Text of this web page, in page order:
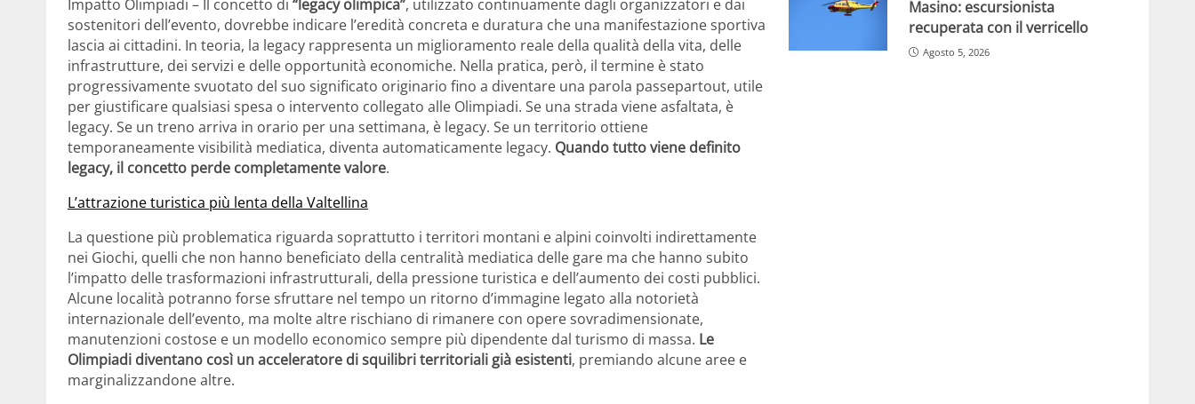
Impatto Olimpiadi – Il concetto di “legacy olimpica”, utilizzato continuamente dagli organizzatori e dai
sostenitori dell’evento, dovrebbe indicare l’eredità concreta e duratura che una manifestazione sportiva
lascia ai cittadini. In teoria, la legacy rappresenta un miglioramento reale della qualità della vita, delle
infrastrutture, dei servizi e delle opportunità economiche. Nella pratica, però, il termine è stato
progressivamente svuotato del suo significato originario fino a diventare una parola passepartout, utile
per giustificare qualsiasi spesa o intervento collegato alle Olimpiadi. Se una strada viene asfaltata, è
legacy. Se un treno arriva in orario per una settimana, è legacy. Se un territorio ottiene
temporaneamente visibilità mediatica, diventa automaticamente legacy. Quando tutto viene definito
legacy, il concetto perde completamente valore.
L’attrazione turistica più lenta della Valtellina
La questione più problematica riguarda soprattutto i territori montani e alpini coinvolti indirettamente
nei Giochi, quelli che non hanno beneficiato della centralità mediatica delle gare ma che hanno subito
l’impatto delle trasformazioni infrastrutturali, della pressione turistica e dell’aumento dei costi pubblici.
Alcune località potranno forse sfruttare nel tempo un ritorno d’immagine legato alla notorietà
internazionale dell’evento, ma molte altre rischiano di rimanere con opere sovradimensionate,
manutenzioni costose e un modello economico sempre più dipendente dal turismo di massa. Le
Olimpiadi diventano così un acceleratore di squilibri territoriali già esistenti, premiando alcune aree e
marginalizzandone altre.
Masino: escursionista
recuperata con il verricello
Agosto 5, 2026